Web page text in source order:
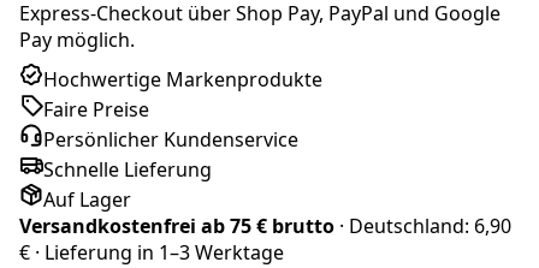
Express-Checkout über Shop Pay, PayPal und Google
Pay möglich.
Hochwertige Markenprodukte
Faire Preise
Persönlicher Kundenservice
Schnelle Lieferung
Auf Lager
Versandkostenfrei ab75 € brutto · Deutschland: 6,90
€ · Lieferung in 1–3 Werktage